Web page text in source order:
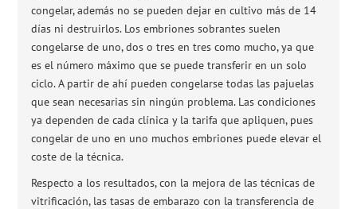
congelar, además no se pueden dejar en cultivo más de 14
días ni destruirlos. Los embriones sobrantes suelen
congelarse de uno, dos o tres en tres como mucho, ya que
es el número máximo que se puede transferir en un solo
ciclo. A partir de ahí pueden congelarse todas las pajuelas
que sean necesarias sin ningún problema. Las condiciones
ya dependen de cada clínica y la tarifa que apliquen, pues
congelar de uno en uno muchos embriones puede elevar el
coste de la técnica.
Respecto a los resultados, con la mejora de las técnicas de
vitrificación, las tasas de embarazo con la transferencia de